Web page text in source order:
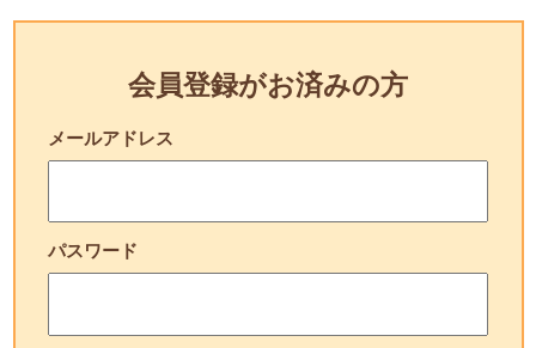
会員登録がお済みの方
メールアドレス
パスワード